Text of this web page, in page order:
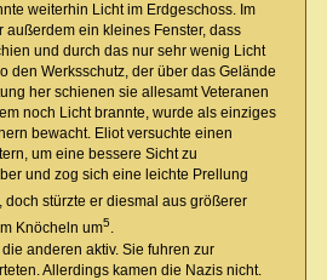
weiterhin Licht im Erdgeschoss. Im
außerdem ein kleines Fenster, dass
und durch das nur sehr wenig Licht
den Werksschutz, der über das Gelände
her schienen sie allesamt Veteranen
noch Licht brannte, wurde als einziges
bewacht. Eliot versuchte einen
um eine bessere Sicht zu
und zog sich eine leichte Prellung
doch stürzte er diesmal aus größerer
Knöcheln um5.
anderen aktiv. Sie fuhren zur
Allerdings kamen die Nazis nicht.